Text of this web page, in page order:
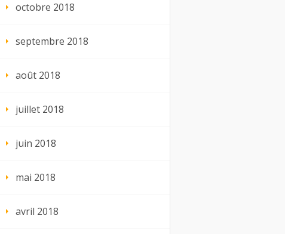
octobre 2018
septembre 2018
août 2018
juillet 2018
juin 2018
mai 2018
avril 2018